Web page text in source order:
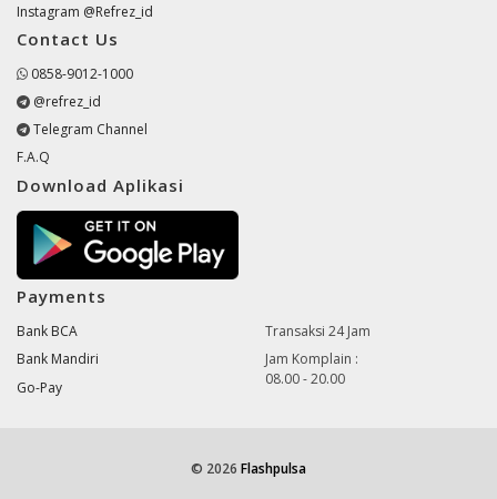
Instagram @Refrez_id
Contact Us
0858-9012-1000
@refrez_id
Telegram Channel
F.A.Q
Download Aplikasi
Payments
Bank BCA
Bank Mandiri
Go-Pay
Transaksi 24 Jam
Jam Komplain :
08.00 - 20.00
© 2026 Flashpulsa